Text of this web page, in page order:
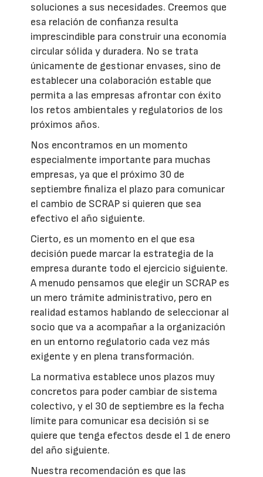
soluciones a sus necesidades. Creemos que
esa relación de confianza resulta
imprescindible para construir una economía
circular sólida y duradera. No se trata
únicamente de gestionar envases, sino de
establecer una colaboración estable que
permita a las empresas afrontar con éxito
los retos ambientales y regulatorios de los
próximos años.
Nos encontramos en un momento
especialmente importante para muchas
empresas, ya que el próximo 30 de
septiembre finaliza el plazo para comunicar
el cambio de SCRAP si quieren que sea
efectivo el año siguiente.
Cierto, es un momento en el que esa
decisión puede marcar la estrategia de la
empresa durante todo el ejercicio siguiente.
A menudo pensamos que elegir un SCRAP es
un mero trámite administrativo, pero en
realidad estamos hablando de seleccionar al
socio que va a acompañar a la organización
en un entorno regulatorio cada vez más
exigente y en plena transformación.
La normativa establece unos plazos muy
concretos para poder cambiar de sistema
colectivo, y el 30 de septiembre es la fecha
límite para comunicar esa decisión si se
quiere que tenga efectos desde el 1 de enero
del año siguiente.
Nuestra recomendación es que las